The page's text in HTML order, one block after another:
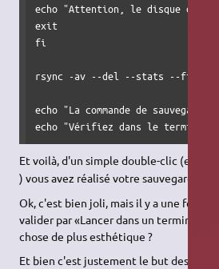
echo "Attention, le disque de
exit
fi
rsync -av --del --stats --filter "-
echo "La commande de
echo "Vérifiez dans le
Et voilà, d'un simple double-clic (eh
) vous avez réalisé votre sauvegarde.
Ok, c'est bien joli, mais il y a une
valider par «Lancer dans un terminal», il
chose de plus esthétique ?
Et bien c'est justement le but des